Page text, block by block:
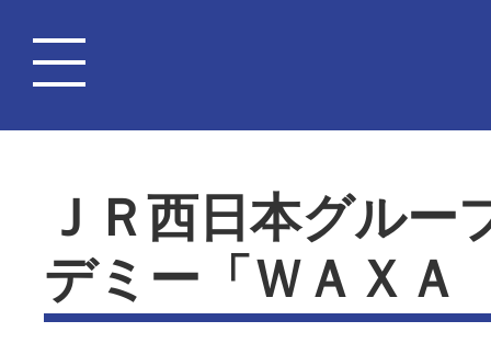
ＪＲ西日本グル
デミー「ＷＡＸＡ